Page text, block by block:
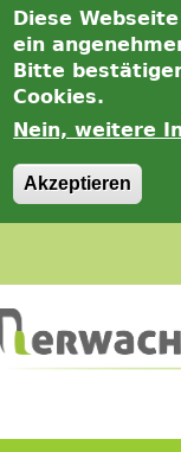
Diese
ein
Bitte
Cookies.
Nein, weitere
Akzeptieren